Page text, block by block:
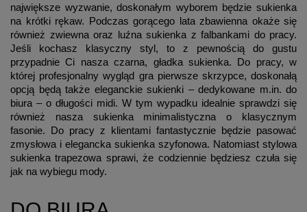
największe wyzwanie, doskonałym wyborem będzie sukienka
na krótki rękaw. Podczas gorącego lata zbawienna okaże się
również zwiewna oraz luźna sukienka z falbankami do pracy.
Jeśli kochasz klasyczny styl, to z pewnością do gustu
przypadnie Ci nasza czarna, gładka sukienka. Do pracy, w
której profesjonalny wygląd gra pierwsze skrzypce, doskonałą
opcją będą także eleganckie sukienki – dedykowane m.in. do
biura – o długości midi. W tym wypadku idealnie sprawdzi się
również nasza sukienka minimalistyczna o klasycznym
fasonie. Do pracy z klientami fantastycznie będzie pasować
zmysłowa i elegancka sukienka szyfonowa. Natomiast stylowa
sukienka trapezowa sprawi, że codziennie będziesz czuła się
jak na wybiegu mody.